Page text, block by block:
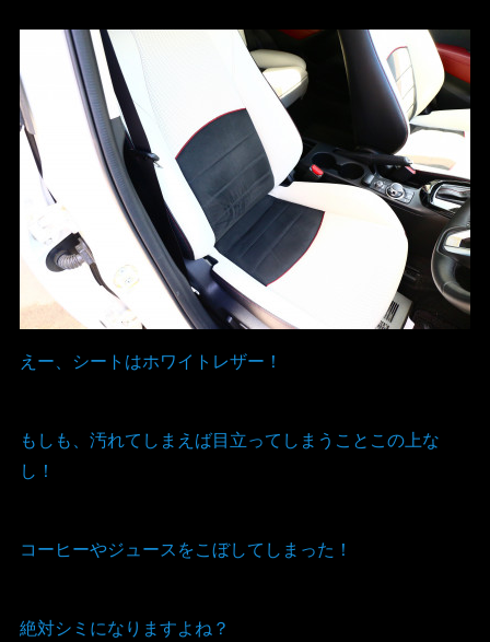
えー、シートはホワイトレザー！
もしも、汚れてしまえば目立ってしまうことこの上な
し！
コーヒーやジュースをこぼしてしまった！
絶対シミになりますよね？